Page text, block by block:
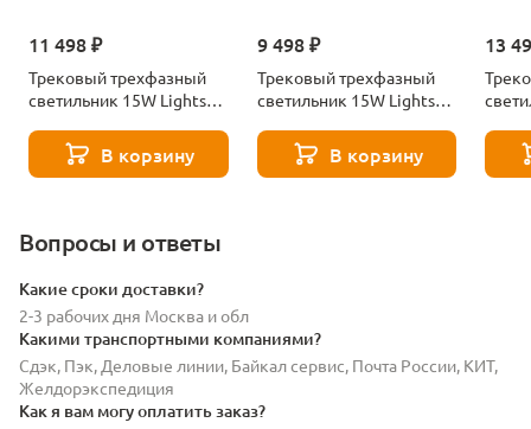
11 498 ₽
Трековый трехфазный
светильник 15W Lightstar
В корзину
9 498 ₽
Трековый трехфазный
светильник 15W Lightstar
В корзину
13
Вопросы и ответы
Какие сроки доставки?
2-3 рабочих дня Москва и обл
Какими транспортными компаниями?
Сдэк, Пэк, Деловые линии, Байкал сервис, Почта России, КИТ,
Желдорэкспедиция
Как я вам могу оплатить заказ?